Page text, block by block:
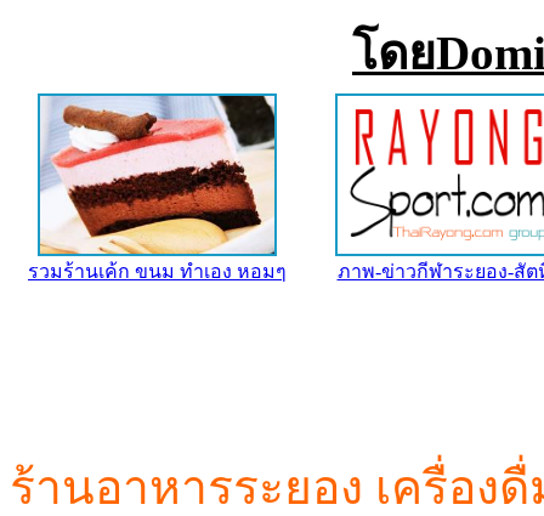
โดย
รวมร้านเค้ก ขนม ทำเอง หอมๆ ภาพ-ข่าวกีฬาระยอง-สัต
ร้านอาหารระยอง เครื่อ